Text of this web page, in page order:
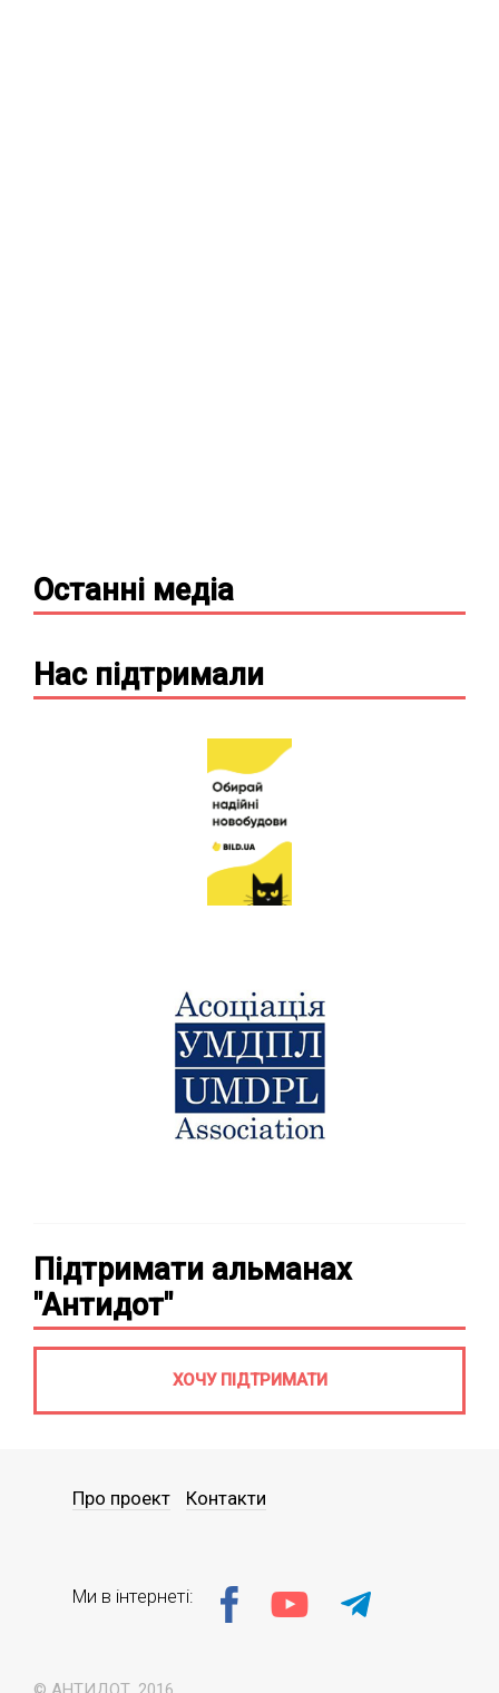
Останні медіа
Нас підтримали
Підтримати альманах
"Антидот"
ХОЧУ ПІДТРИМАТИ
Про проект Контакти
Ми в інтернеті: